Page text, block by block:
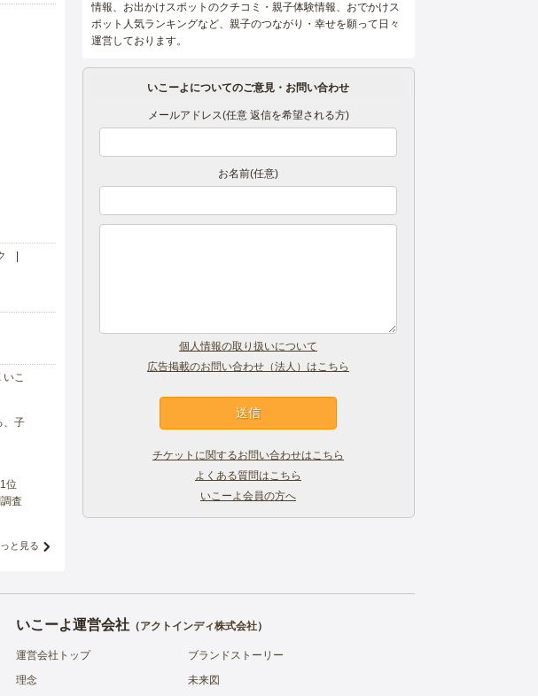
いこ
、子
位
査
と見る
情報、お出かけスポットのクチコミ・親子体験情報、おでかけス
ポット人気ランキングなど、親子のつながり・幸せを願って日々
運営しております。
いこーよについてのご意見・お問い合わせ
メールアドレス(任意 返信を希望される方)
お名前(任意)
個人情報の取り扱いについて
広告掲載のお問い合わせ（法人）はこちら
チケットに関するお問い合わせはこちら
よくある質問はこちら
いこーよ会員の方へ
いこーよ運営会社（アクトインディ株式会社）
運営会社トップ
ブランドストーリー
理念
未来図